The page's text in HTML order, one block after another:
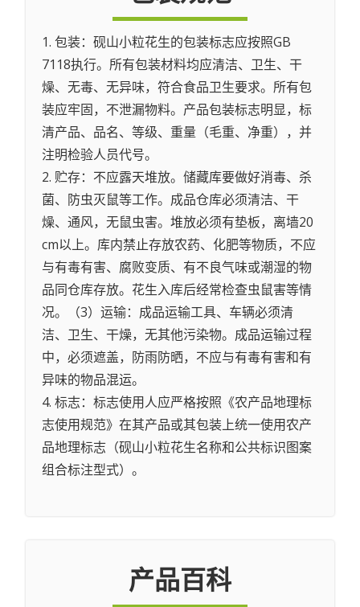
1. 包装：砚山小粒花生的包装标志应按照GB
7118执行。所有包装材料均应清洁、卫生、干
燥、无毒、无异味，符合食品卫生要求。所有包
装应牢固，不泄漏物料。产品包装标志明显，标
清产品、品名、等级、重量（毛重、净重），并
注明检验人员代号。
2. 贮存：不应露天堆放。储藏库要做好消毒、杀
菌、防虫灭鼠等工作。成品仓库必须清洁、干
燥、通风，无鼠虫害。堆放必须有垫板，离墙20
cm以上。库内禁止存放农药、化肥等物质，不应
与有毒有害、腐败变质、有不良气味或潮湿的物
品同仓库存放。花生入库后经常检查虫鼠害等情
况。（3）运输：成品运输工具、车辆必须清
洁、卫生、干燥，无其他污染物。成品运输过程
中，必须遮盖，防雨防晒，不应与有毒有害和有
异味的物品混运。
4. 标志：标志使用人应严格按照《农产品地理标
志使用规范》在其产品或其包装上统一使用农产
品地理标志（砚山小粒花生名称和公共标识图案
组合标注型式）。
产品百科